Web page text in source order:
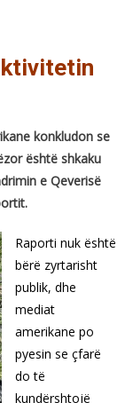
konkludon se
është shkaku
e Qeverisë
Raporti nuk është
bërë zyrtarisht
publik, dhe
mediat
amerikane po
pyesin se çfarë
do të
kundërshtojë